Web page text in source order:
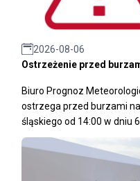
2026-08-06
Ostrzeżenie przed
Biuro Prognoz
ostrzega przed burzami
śląskiego od 14:00 w dniu